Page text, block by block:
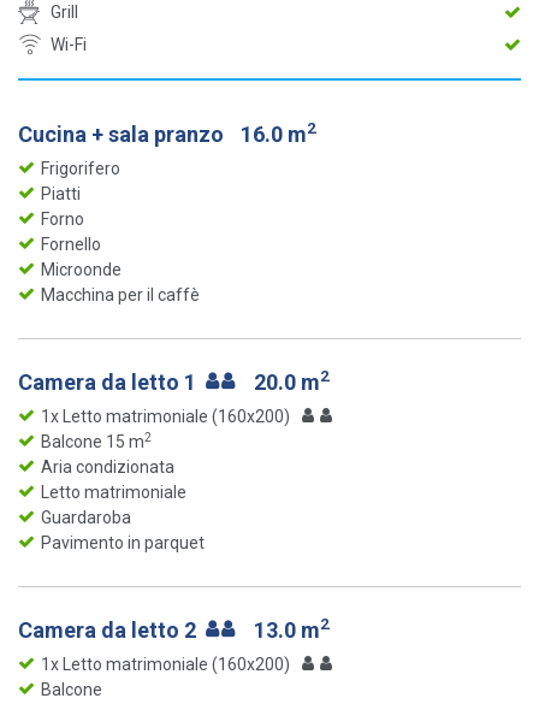
Grill
Wi-Fi
Cucina + sala pranzo 16.0 m2
Frigorifero
Piatti
Forno
Fornello
Microonde
Macchina per il caffè
Camera da letto 1 20.0 m2
1x Letto matrimoniale (160x200)
Balcone 15 m2
Aria condizionata
Letto matrimoniale
Guardaroba
Pavimento in parquet
Camera da letto 2 13.0 m2
1x Letto matrimoniale (160x200)
Balcone